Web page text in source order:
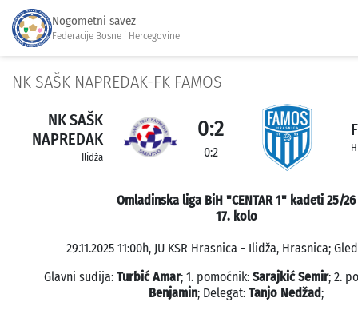
Nogometni savez
Federacije Bosne i Hercegovine
NK SAŠK NAPREDAK-FK FAMOS
NK SAŠK
NAPREDAK
Ilidža
0:2
0:2
Omladinska liga BiH "CENTAR 1" kadeti 25/26
17. kolo
29.11.2025 11:00h, JU KSR Hrasnica - Ilidža, Hrasnica;
Glavni sudija: Turbić Amar; 1. pomoćnik: Sarajkić Semir; 2.
Benjamin; Delegat: Tanjo Nedžad;